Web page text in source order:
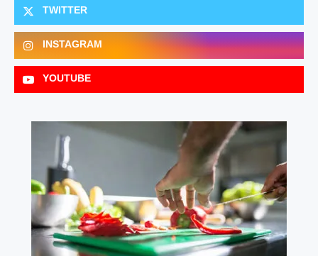
TWITTER
INSTAGRAM
YOUTUBE